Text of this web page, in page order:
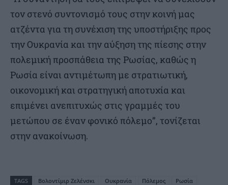
τον στενό συντονισμό τους στην κοινή μας
ατζέντα για τη συνέχιση της υποστήριξης προς
την Ουκρανία και την αύξηση της πίεσης στην
πολεμική προσπάθεια της Ρωσίας, καθώς η
Ρωσία είναι αντιμέτωπη με στρατιωτική,
οικονομική και στρατηγική αποτυχία και
επιμένει ανεπιτυχώς στις γραμμές του
μετώπου σε έναν φονικό πόλεμο”, τονίζεται
στην ανακοίνωση.
TAGS Βολοντίμιρ Ζελένσκι Ουκρανία Πόλεμος
Ρωσία